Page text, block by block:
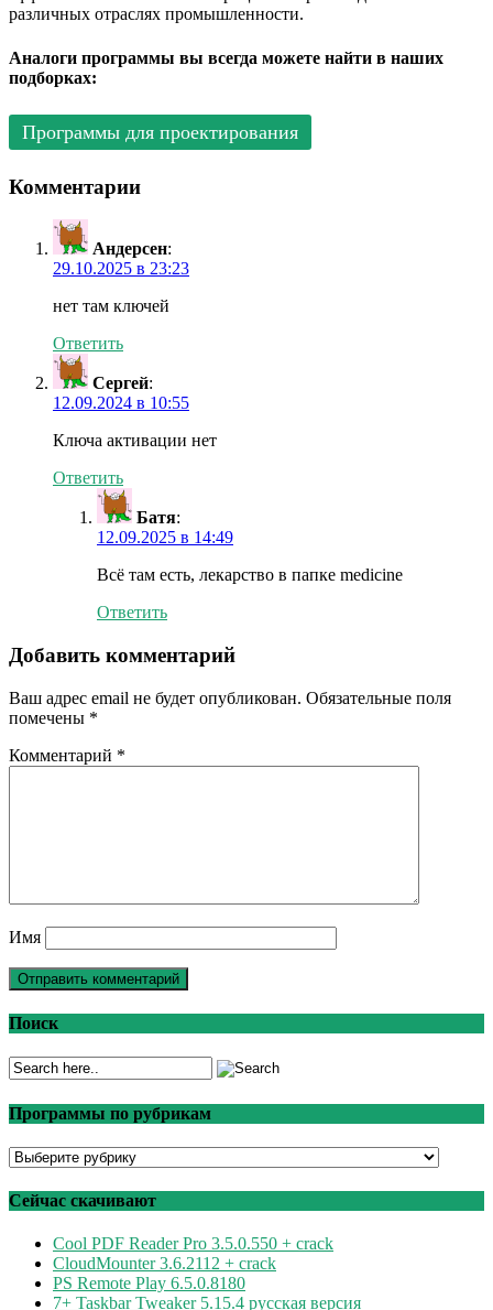
различных отраслях промышленности.
Аналоги программы вы всегда можете найти в наших
подборках:
Программы для проектирования
Комментарии
Андерсен:
29.10.2025 в 23:23
нет там ключей
Ответить
Сергей:
12.09.2024 в 10:55
Ключа активации нет
Ответить
Батя:
12.09.2025 в 14:49
Всё там есть, лекарство в папке medicine
Ответить
Добавить комментарий
Ваш адрес email не будет опубликован. Обязательные поля
помечены *
Комментарий *
Имя
Поиск
Программы по рубрикам
Программы
рубрикам
Сейчас скачивают
Cool PDF Reader Pro 3.5.0.550 + crack
CloudMounter 3.6.2112 + crack
PS Remote Play 6.5.0.8180
7+ Taskbar Tweaker 5.15.4 русская версия